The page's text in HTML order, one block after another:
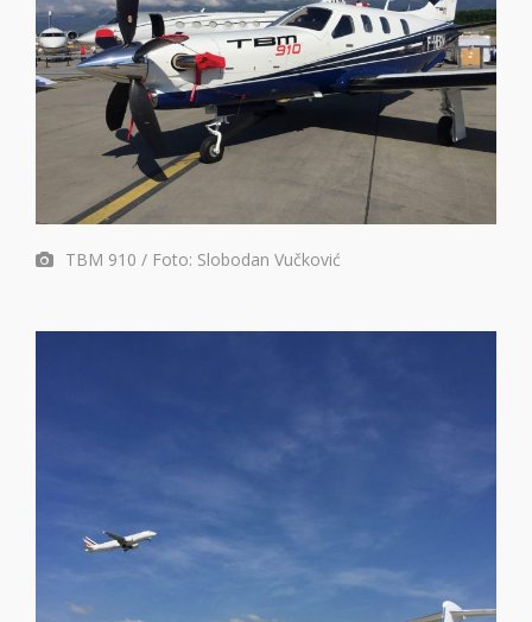
TBM 910 / Foto: Slobodan Vučković